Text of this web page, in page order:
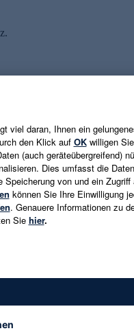
E-Mail-Adresse eingeben
gelten die Datenschutzrichtlinien